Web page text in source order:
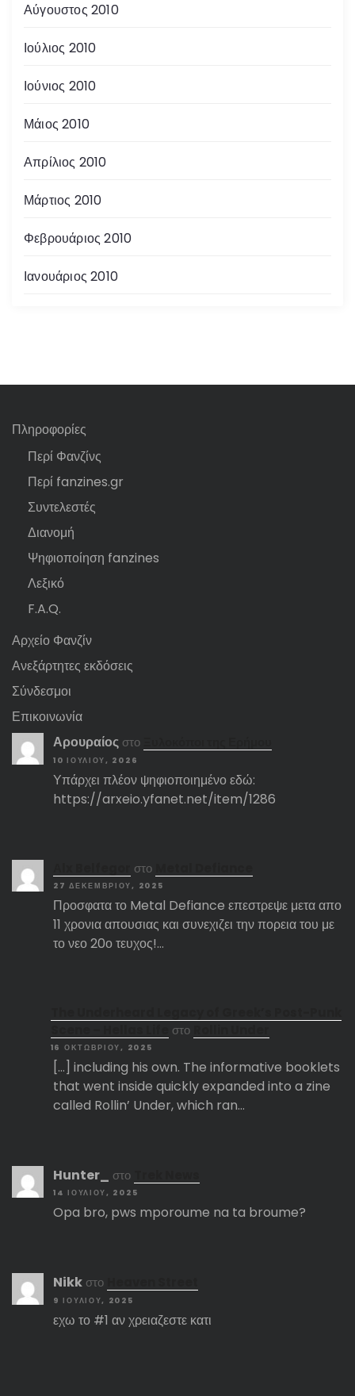
Αύγουστος 2010
Ιούλιος 2010
Ιούνιος 2010
Μάιος 2010
Απρίλιος 2010
Μάρτιος 2010
Φεβρουάριος 2010
Ιανουάριος 2010
Πληροφορίες
Περί Φανζίνς
Περί fanzines.gr
Συντελεστές
Διανομή
Ψηφιοποίηση fanzines
Λεξικό
F.A.Q.
Αρχείο Φανζίν
Ανεξάρτητες εκδόσεις
Σύνδεσμοι
Επικοινωνία
Αρουραίος στο
10 ΙΟΥΛΊΟΥ, 2026
Υπάρχει πλέον ψηφιοποιημένο εδώ:
https://arxeio.yfanet.net/item/1286
στο
27 ΔΕΚΕΜΒΡΊΟΥ, 2025
Προσφατα το Metal Defiance επεστρεψε μετα απο
11 χρονια απουσιας και συνεχιζει την πορεια του με
το νεο 20ο τευχος!…
στο
16 ΟΚΤΩΒΡΊΟΥ, 2025
[…] including his own. The informative booklets
that went inside quickly expanded into a zine
called Rollin’ Under, which ran…
Hunter_ στο
14 ΙΟΥΛΊΟΥ, 2025
Opa bro, pws mporoume na ta broume?
Nikk στο
9 ΙΟΥΛΊΟΥ, 2025
εχω το #1 αν χρειαζεστε κατι